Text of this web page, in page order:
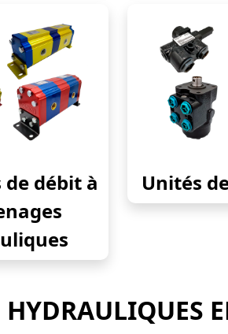
débit à
Unités